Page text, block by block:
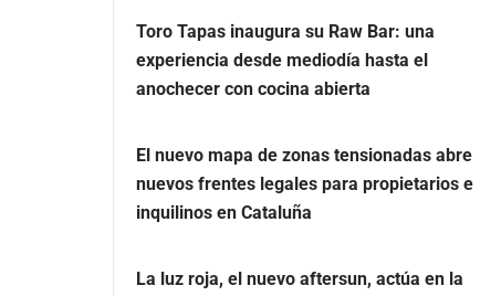
Toro Tapas inaugura su Raw Bar: una
experiencia desde mediodía hasta el
anochecer con cocina abierta
El nuevo mapa de zonas tensionadas abre
nuevos frentes legales para propietarios e
inquilinos en Cataluña
La luz roja, el nuevo aftersun, actúa en la